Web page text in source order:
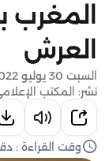
المغرب
العرش
السبت 30 يوليو 2022
نشر: المكتب
وقت القراءة :